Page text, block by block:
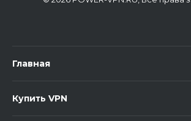
Главная
Купить VPN